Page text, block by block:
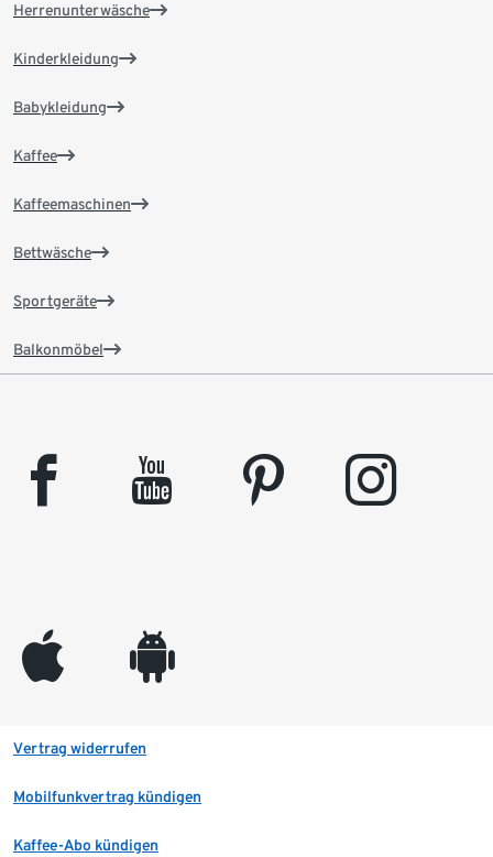
Herrenunterwäsche
Kinderkleidung
Babykleidung
Kaffee
Kaffeemaschinen
Bettwäsche
Sportgeräte
Balkonmöbel
facebook youtube pinterest instagram
appleinc android
Vertrag widerrufen
Mobilfunkvertrag kündigen
Kaffee-Abo kündigen